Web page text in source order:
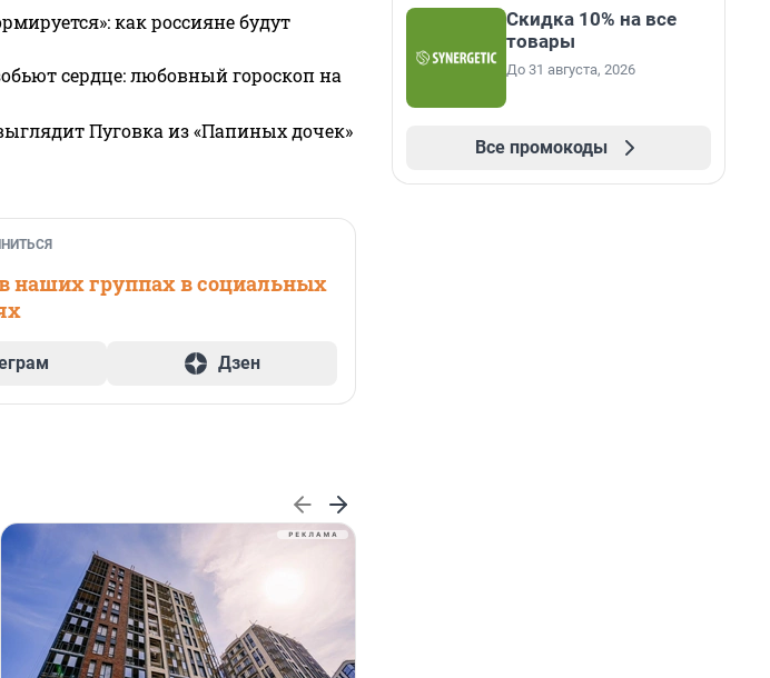
как россияне будут
сердце: любовный гороскоп на
Пуговка из «Папиных дочек»
наших группах в социальных
Дзен
Скидка 10% на все
товары
До 31 августа, 2026
Все промокоды